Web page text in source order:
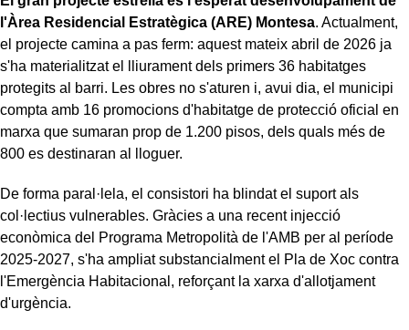
l'Àrea Residencial Estratègica (ARE) Montesa. Actualment,
el projecte camina a pas ferm: aquest mateix abril de 2026 ja
s'ha materialitzat el lliurament dels primers 36 habitatges
protegits al barri. Les obres no s'aturen i, avui dia, el municipi
compta amb 16 promocions d'habitatge de protecció oficial en
marxa que sumaran prop de 1.200 pisos, dels quals més de
800 es destinaran al lloguer.
De forma paral·lela, el consistori ha blindat el suport als
col·lectius vulnerables. Gràcies a una recent injecció
econòmica del Programa Metropolità de l'AMB per al període
2025-2027, s'ha ampliat substancialment el Pla de Xoc contra
l'Emergència Habitacional, reforçant la xarxa d'allotjament
d'urgència.